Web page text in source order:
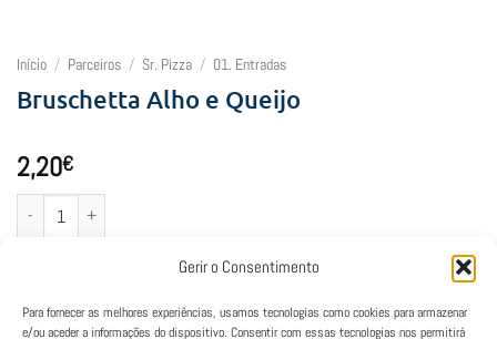
Gerir o Consentimento
Para fornecer as melhores experiências, usamos tecnologias como cookies para armazenar
e/ou aceder a informações do dispositivo. Consentir com essas tecnologias nos permitirá
Início / Parceiros / Sr. Pizza / 01. Entradas
Bruschetta Alho e Queijo
2,20€
Quantidade de Bruschetta Alho e Queijo
Adicionar